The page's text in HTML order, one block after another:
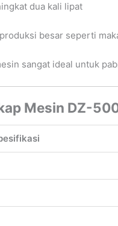
dua kali lipat
besar seperti
sangat ideal untuk
Mesin DZ-